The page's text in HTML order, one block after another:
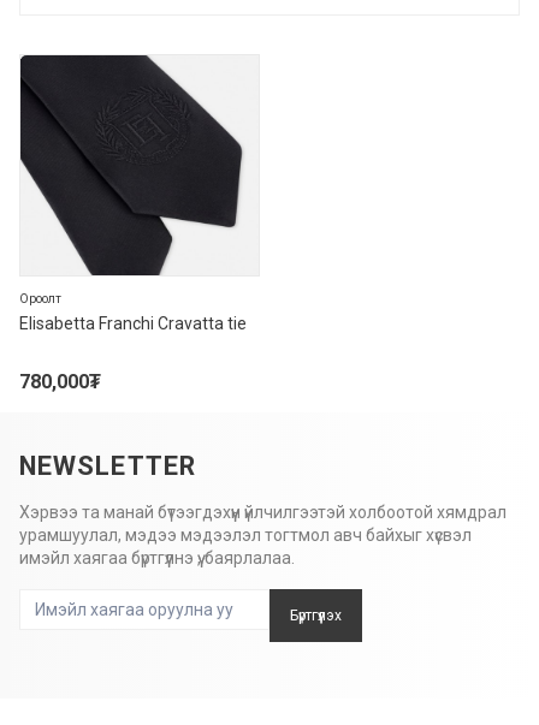
Elisabetta Franchi Cravatta tie
Ороолт
780,000₮
NEWSLETTER
Хэрвээ та манай бүтээгдэхүүн үйлчилгээтэй холбоотой хямдрал
урамшуулал, мэдээ мэдээлэл тогтмол авч байхыг хүсвэл
имэйл хаягаа бүртгүүлнэ үү, баярлалаа.
Бүртгүүлэх